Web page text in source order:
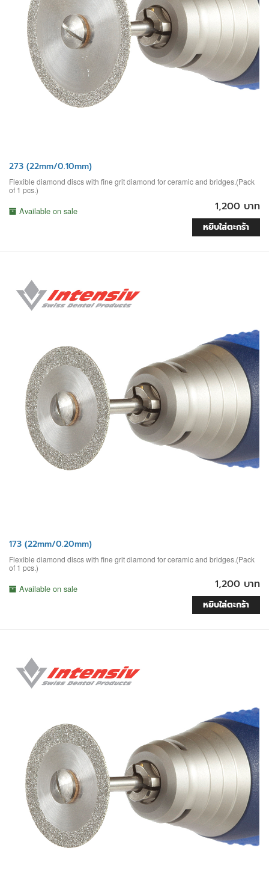
273 (22mm/0.10mm)
Flexible diamond discs with fine grit diamond for ceramic and bridges.(Pack
of 1 pcs.)
Available on sale 1,200 บาท
หยิบใส่ตะกร้า
173 (22mm/0.20mm)
Flexible diamond discs with fine grit diamond for ceramic and bridges.(Pack
of 1 pcs.)
Available on sale 1,200 บาท
หยิบใส่ตะกร้า